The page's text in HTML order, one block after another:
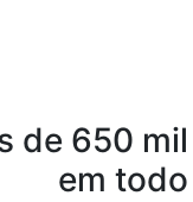
de 650
em